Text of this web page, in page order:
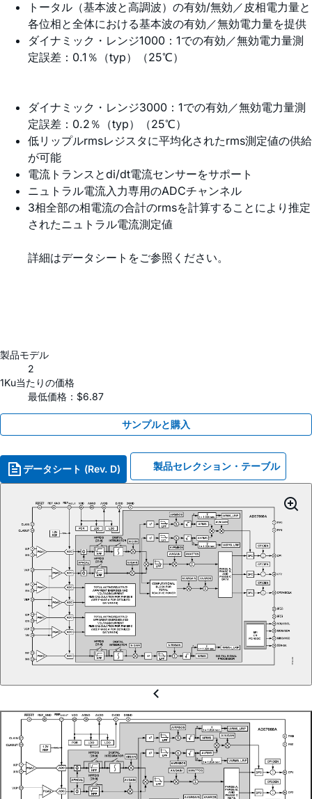
トータル（基本波と高調波）の有効/無効／皮相電力量と
各位相と全体における基本波の有効／無効電力量を提供
ダイナミック・レンジ1000：1での有効／無効電力量測
定誤差：0.1％（typ）（25℃）
ダイナミック・レンジ3000：1での有効／無効電力量測
定誤差：0.2％（typ）（25℃）
低リップルrmsレジスタに平均化されたrms測定値の供給
が可能
電流トランスとdi/dt電流センサーをサポート
ニュトラル電流入力専用のADCチャンネル
3相全部の相電流の合計のrmsを計算することにより推定
されたニュトラル電流測定値
詳細はデータシートをご参照ください。
製品モデル
2
1Ku当たりの価格
最低価格：$6.87
サンプルと購入
データシート (Rev. D) 製品セレクション・テーブル